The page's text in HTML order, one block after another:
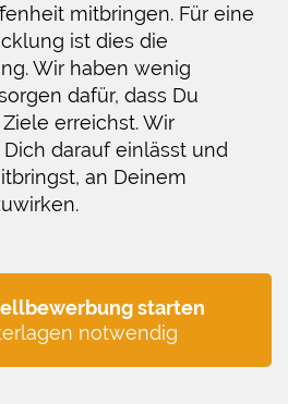
mitbringen. Für eine
ist dies die
Wir haben wenig
dafür, dass Du
erreichst. Wir
darauf einlässt und
an Deinem
starten
notwendig